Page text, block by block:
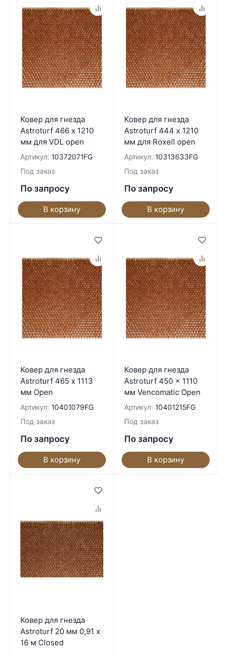
Ковер для гнезда
Astroturf 466 х 1210
мм для VDL open
Артикул: 10372071FG
Под заказ
По запросу
В корзину
Ковер для гнезда
Astroturf 444 х 1210
мм для Roxell open
Артикул: 10313633FG
Под заказ
По запросу
В корзину
Ковер для гнезда
Astroturf 465 х 1113
мм Open
Артикул: 10401079FG
Под заказ
По запросу
В корзину
Ковер для гнезда
Astroturf 450 x 1110
мм Vencomatic Open
Артикул: 10401215FG
Под заказ
По запросу
В корзину
Ковер для гнезда
Astroturf 20 мм 0,91 x
16 м Closed